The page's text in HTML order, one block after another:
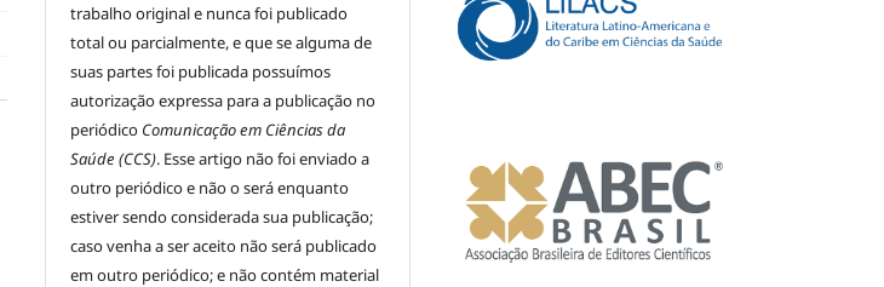
trabalho original e nunca foi publicado
total ou parcialmente, e que se alguma de
suas partes foi publicada possuímos
autorização expressa para a publicação no
periódico Comunicação em Ciências da
Saúde (CCS). Esse artigo não foi enviado a
outro periódico e não o será enquanto
estiver sendo considerada sua publicação;
caso venha a ser aceito não será publicado
em outro periódico; e não contém material